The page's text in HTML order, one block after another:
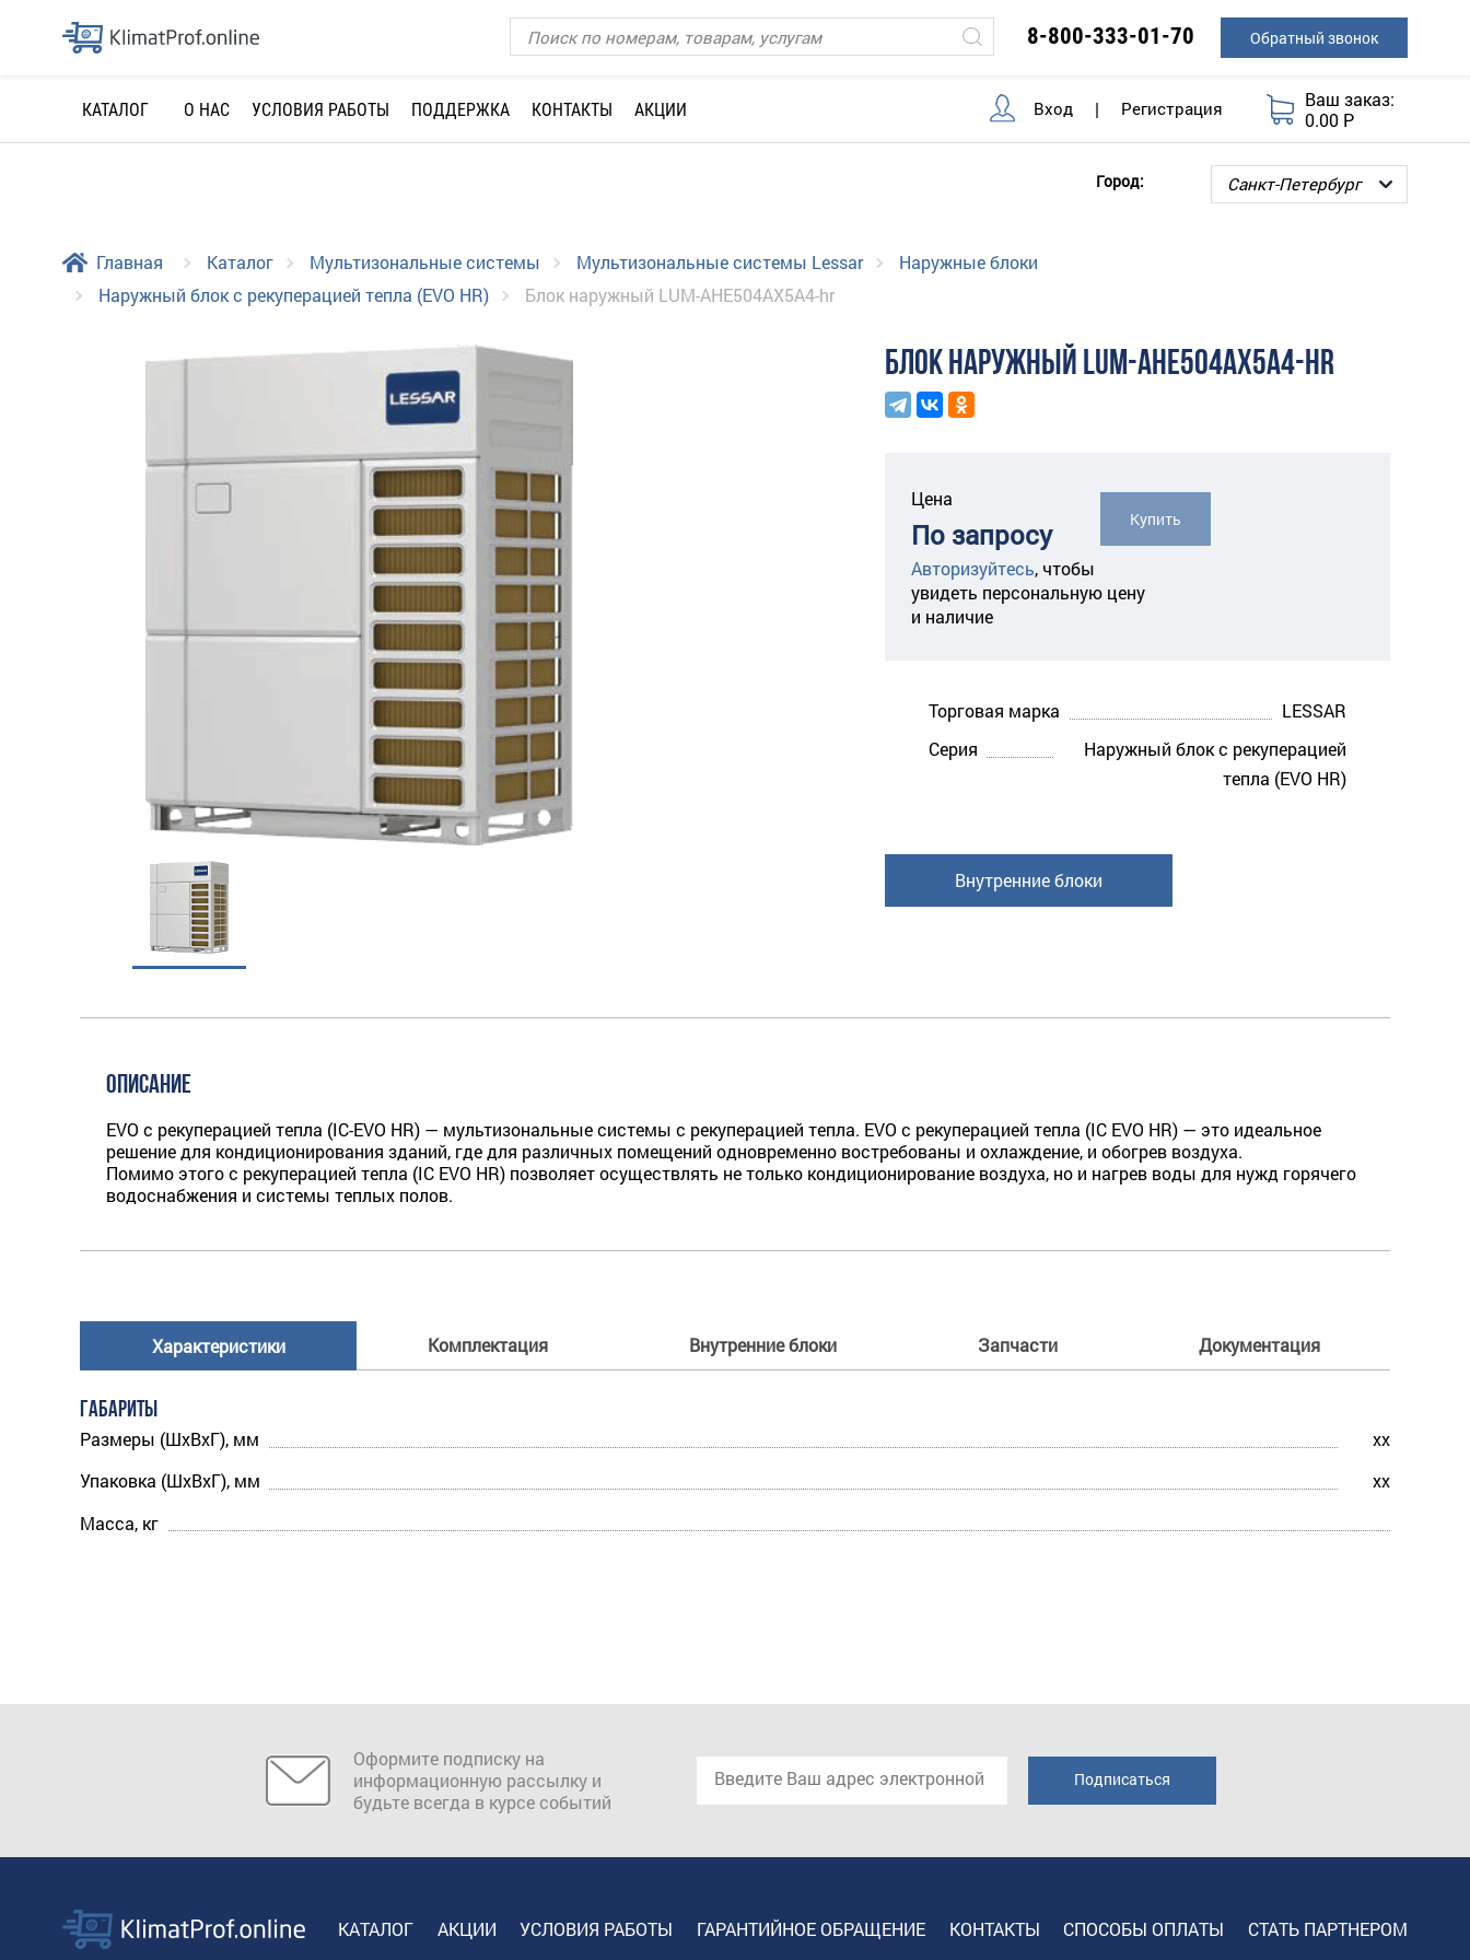
8-800-333-01-70 Обратный звонок
КАТАЛОГ О НАС УСЛОВИЯ РАБОТЫ ПОДДЕРЖКА КОНТАКТЫ АКЦИИ Вход | Регистрация
Ваш заказ:
0.00 Р
Город:
Главная Каталог Мультизональные системы Мультизональные системы Lessar
Наружные блоки
Наружный блок с рекуперацией тепла (EVO HR)
Блок наружный LUM-AHE504AX5A4-hr
БЛОК НАРУЖНЫЙ LUM-AHE504AX5A4-HR
Цена
По запросу
Авторизуйтесь, чтобы
увидеть персональную цену
и наличие
Купить
Торговая марка
LESSAR
Серия
Наружный блок с рекуперацией
тепла (EVO HR)
Внутренние блоки
ОПИСАНИЕ
EVO с рекуперацией тепла (IC-EVO HR) — мультизональные системы с рекуперацией тепла. EVO с рекуперацией тепла (IC EVO HR) — это идеальное
решение для кондиционирования зданий, где для различных помещений одновременно востребованы и охлаждение, и обогрев воздуха.
Помимо этого с рекуперацией тепла (IC EVO HR) позволяет осуществлять не только кондиционирование воздуха, но и нагрев воды для нужд горячего
водоснабжения и системы теплых полов.
Характеристики Комплектация Внутренние блоки Запчасти Документация
ГАБАРИТЫ
Размеры (ШхВхГ), мм
xx
Упаковка (ШхВхГ), мм
xx
Масса, кг
Оформите подписку на
информационную рассылку и
будьте всегда в курсе событий
КАТАЛОГ АКЦИИ УСЛОВИЯ РАБОТЫ ГАРАНТИЙНОЕ ОБРАЩЕНИЕ КОНТАКТЫ СПОСОБЫ ОПЛАТЫ СТАТЬ ПАРТНЕРОМ